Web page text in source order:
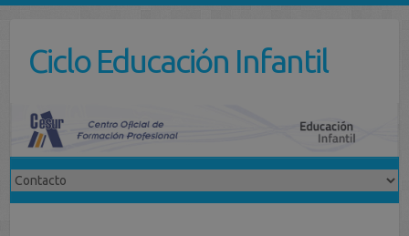
contenidoCiclo Educación Infantil